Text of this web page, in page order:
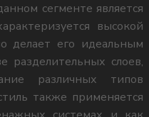
сегменте является
высокой
делает его идеальным
разделительных слоев,
различных типов
также применяется